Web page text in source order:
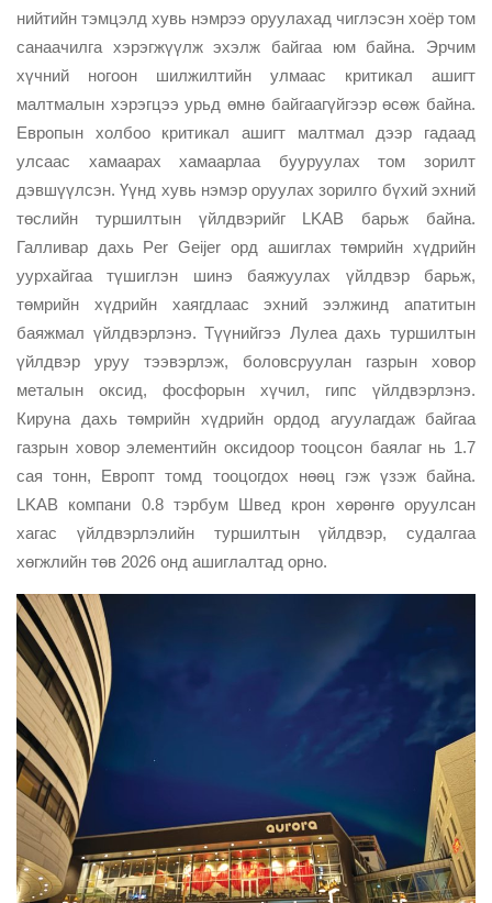
нийтийн тэмцэлд хувь нэмрээ оруулахад чиглэсэн хоёр том
санаачилга хэрэгжүүлж эхэлж байгаа юм байна. Эрчим
хүчний ногоон шилжилтийн улмаас критикал ашигт
малтмалын хэрэгцээ урьд өмнө байгаагүйгээр өсөж байна.
Европын холбоо критикал ашигт малтмал дээр гадаад
улсаас хамаарах хамаарлаа бууруулах том зорилт
дэвшүүлсэн. Үүнд хувь нэмэр оруулах зорилго бүхий эхний
төслийн туршилтын үйлдвэрийг LKAB барьж байна.
Галливар дахь Per Geijer орд ашиглах төмрийн хүдрийн
уурхайгаа түшиглэн шинэ баяжуулах үйлдвэр барьж,
төмрийн хүдрийн хаягдлаас эхний ээлжинд апатитын
баяжмал үйлдвэрлэнэ. Түүнийгээ Лулеа дахь туршилтын
үйлдвэр уруу тээвэрлэж, боловсруулан газрын ховор
металын оксид, фосфорын хүчил, гипс үйлдвэрлэнэ.
Кируна дахь төмрийн хүдрийн ордод агуулагдаж байгаа
газрын ховор элементийн оксидоор тооцсон баялаг нь 1.7
сая тонн, Европт томд тооцогдох нөөц гэж үзэж байна.
LKAB компани 0.8 тэрбум Швед крон хөрөнгө оруулсан
хагас үйлдвэрлэлийн туршилтын үйлдвэр, судалгаа
хөгжлийн төв 2026 онд ашиглалтад орно.